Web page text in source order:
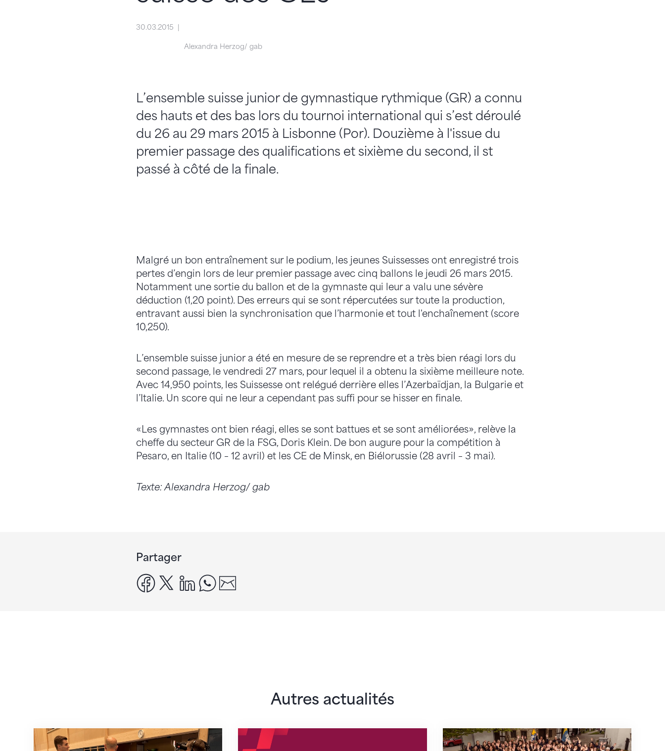
30.03.2015
Alexandra Herzog/ gab
L’ensemble suisse junior de gymnastique rythmique (GR) a connu
des hauts et des bas lors du tournoi international qui s’est déroulé
du 26 au 29 mars 2015 à Lisbonne (Por). Douzième à l'issue du
premier passage des qualifications et sixième du second, il st
passé à côté de la finale.
Malgré un bon entraînement sur le podium, les jeunes Suissesses ont enregistré trois
pertes d’engin lors de leur premier passage avec cinq ballons le jeudi 26 mars 2015.
Notamment une sortie du ballon et de la gymnaste qui leur a valu une sévère
déduction (1,20 point). Des erreurs qui se sont répercutées sur toute la production,
entravant aussi bien la synchronisation que l’harmonie et tout l'enchaînement (score
10,250).
L’ensemble suisse junior a été en mesure de se reprendre et a très bien réagi lors du
second passage, le vendredi 27 mars, pour lequel il a obtenu la sixième meilleure note.
Avec 14,950 points, les Suissesse ont relégué derrière elles l’Azerbaïdjan, la Bulgarie et
l’Italie. Un score qui ne leur a cependant pas suffi pour se hisser en finale.
«Les gymnastes ont bien réagi, elles se sont battues et se sont améliorées», relève la
cheffe du secteur GR de la FSG, Doris Klein. De bon augure pour la compétition à
Pesaro, en Italie (10 – 12 avril) et les CE de Minsk, en Biélorussie (28 avril – 3 mai).
Texte: Alexandra Herzog/ gab
Partager
facebook
x linkedinwhatsapp
Autres actualités
En route pour Zagreb avec des objectifs clairsNouveaux horaires du secrétariat dès le 1er août 2026Quand l’inclusion devient une évidence